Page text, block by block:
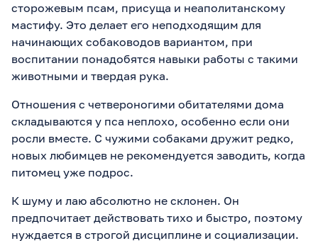
сторожевым псам, присуща и неаполитанскому
мастифу. Это делает его неподходящим для
начинающих собаководов вариантом, при
воспитании понадобятся навыки работы с такими
животными и твердая рука.
Отношения с четвероногими обитателями дома
складываются у пса неплохо, особенно если они
росли вместе. С чужими собаками дружит редко,
новых любимцев не рекомендуется заводить, когда
питомец уже подрос.
К шуму и лаю абсолютно не склонен. Он
предпочитает действовать тихо и быстро, поэтому
нуждается в строгой дисциплине и социализации.